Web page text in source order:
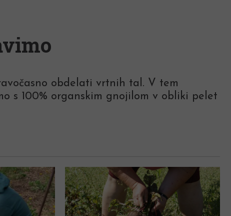
obdelati vrtnih tal. V tem
s 100% organskim gnojilom v obliki pelet